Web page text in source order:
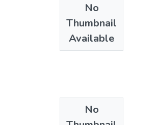
No
Thumbnail
Available
No